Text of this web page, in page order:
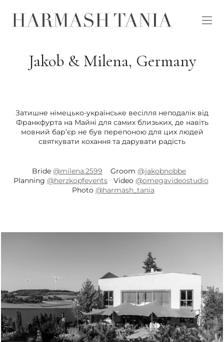
Jakob & Milena, Germany
Затишне німецько-українське весілля неподалік від
Франкфурта на Майні для самих близьких, де навіть
мовний бар’єр не був перепоною для цих людей
святкувати кохання та дарувати радість
Bride @milena.2599 Groom @jakobnobbe
Planning @herzkopfevents Video @omegavideostudio
Photo @harmash_tania